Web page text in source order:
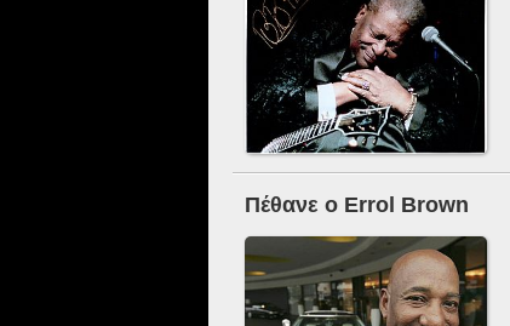
Πέθανε ο Errol Brown